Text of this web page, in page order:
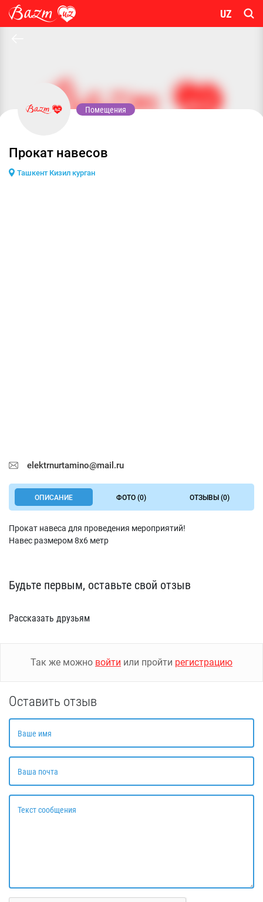
UZ
Помещения
Прокат навесов
Ташкент Кизил курган
elektrnurtamino@mail.ru
ОПИСАНИЕ ФОТО (0) ОТЗЫВЫ (0)
Прокат навеса для проведения мероприятий!
Навес размером 8х6 метр
Будьте первым, оставьте свой отзыв
Рассказать друзьям
Так же можно войти или пройти регистрацию
Оставить отзыв
Ваше имя
Ваша почта
Текст сообщения